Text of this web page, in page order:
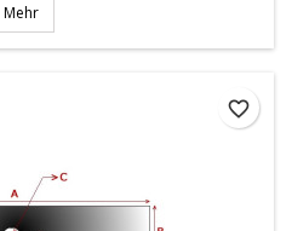
Mehr
favorite_border